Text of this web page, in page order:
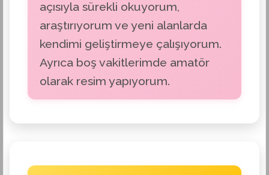
açısıyla sürekli okuyorum,
araştırıyorum ve yeni alanlarda
kendimi geliştirmeye çalışıyorum.
Ayrıca boş vakitlerimde amatör
olarak resim yapıyorum.